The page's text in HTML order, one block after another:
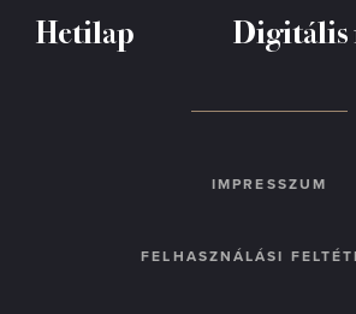
Hetilap Digitális
IMPRESSZUM
FELHASZNÁLÁSI